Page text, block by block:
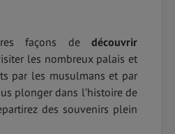
façons de découvrir
les nombreux palais et
par les musulmans et par
plonger dans l’histoire de
des souvenirs plein